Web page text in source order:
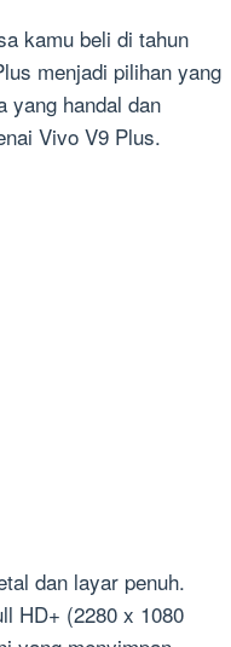
kamu beli di tahun
menjadi pilihan yang
yang handal dan
Vivo V9 Plus.
dan layar penuh.
HD+ (2280 x 1080